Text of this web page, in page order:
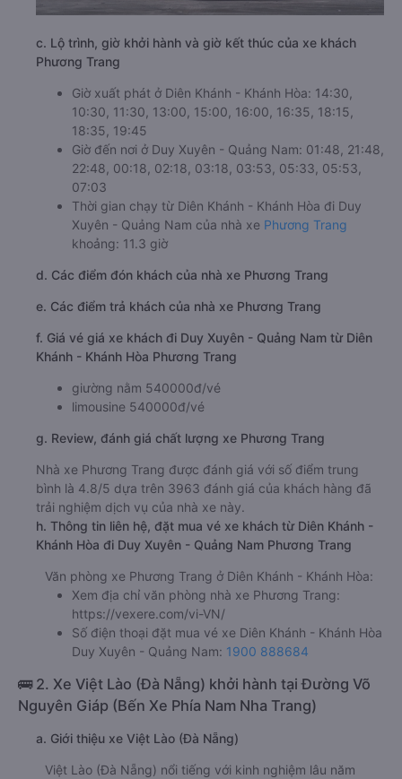
c. Lộ trình, giờ khởi hành và giờ kết thúc của xe khách
Phương Trang
Giờ xuất phát ở Diên Khánh - Khánh Hòa: 14:30,
10:30, 11:30, 13:00, 15:00, 16:00, 16:35, 18:15,
18:35, 19:45
Giờ đến nơi ở Duy Xuyên - Quảng Nam: 01:48, 21:48,
22:48, 00:18, 02:18, 03:18, 03:53, 05:33, 05:53,
07:03
Thời gian chạy từ Diên Khánh - Khánh Hòa đi Duy
Xuyên - Quảng Nam của nhà xe Phương Trang
khoảng: 11.3 giờ
d. Các điểm đón khách của nhà xe Phương Trang
e. Các điểm trả khách của nhà xe Phương Trang
f. Giá vé giá xe khách đi Duy Xuyên - Quảng Nam từ Diên
Khánh - Khánh Hòa Phương Trang
giường nằm 540000đ/vé
limousine 540000đ/vé
g. Review, đánh giá chất lượng xe Phương Trang
Nhà xe Phương Trang được đánh giá với số điểm trung
bình là 4.8/5 dựa trên 3963 đánh giá của khách hàng đã
trải nghiệm dịch vụ của nhà xe này.
h. Thông tin liên hệ, đặt mua vé xe khách từ Diên Khánh -
Khánh Hòa đi Duy Xuyên - Quảng Nam Phương Trang
Văn phòng xe Phương Trang ở Diên Khánh - Khánh Hòa:
Xem địa chỉ văn phòng nhà xe Phương Trang:
https://vexere.com/vi-VN/
Số điện thoại đặt mua vé xe Diên Khánh - Khánh Hòa
Duy Xuyên - Quảng Nam: 1900 888684
🚌 2. Xe Việt Lào (Đà Nẵng) khởi hành tại Đường Võ
Nguyên Giáp (Bến Xe Phía Nam Nha Trang)
a. Giới thiệu xe Việt Lào (Đà Nẵng)
Việt Lào (Đà Nẵng) nổi tiếng với kinh nghiệm lâu năm